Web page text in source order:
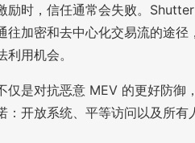
励时，信任通常会失败。Shutter
往加密和去中心化交易流的途径
用机会。
仅是对抗恶意 MEV 的更好防御
：开放系统、平等访问以及所有